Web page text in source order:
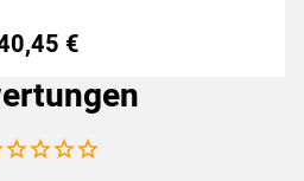
,45 €
keine Bewertungen abgegeben